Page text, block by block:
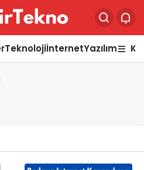
TeknolojiİnternetYazılım